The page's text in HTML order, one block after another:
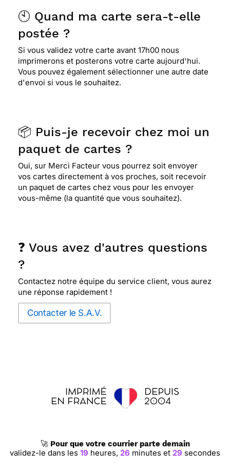
🕙 Quand ma carte sera-t-elle
postée ?
Si vous validez votre carte avant 17h00 nous
imprimerons et posterons votre carte aujourd'hui.
Vous pouvez également sélectionner une autre date
d'envoi si vous le souhaitez.
📦 Puis-je recevoir chez moi un
paquet de cartes ?
Oui, sur Merci Facteur vous pourrez soit envoyer
vos cartes directement à vos proches, soit recevoir
un paquet de cartes chez vous pour les envoyer
vous-même (la quantité que vous souhaitez).
❓ Vous avez d'autres questions
?
Contactez notre équipe du service client, vous aurez
une réponse rapidement !
Contacter le S.A.V.
🚀 Pour que votre courrier parte demain
validez-le dans les 19 heures, 26 minutes et 29 secondes